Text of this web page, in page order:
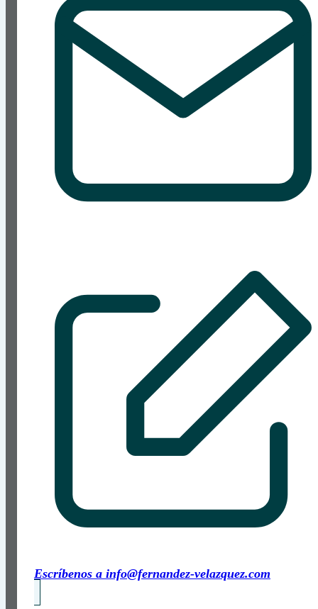
Escríbenos a info@fernandez-velazquez.com